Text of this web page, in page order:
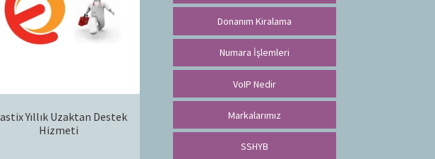
Yıllık Uzaktan Destek
Hizmeti
Donanım Kiralama
Numara İşlemleri
VoIP Nedir
Markalarımız
SSHYB